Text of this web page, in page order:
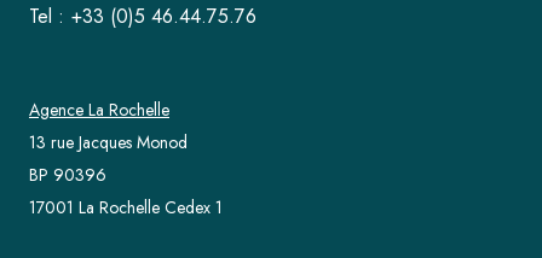
Tel : +33 (0)5 46.44.75.76
Agence La Rochelle
13 rue Jacques Monod
BP 90396
17001 La Rochelle Cedex 1